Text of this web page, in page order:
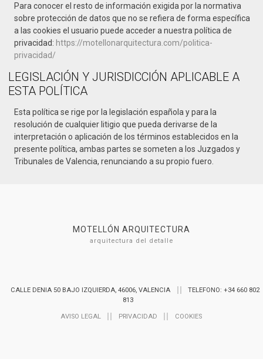
Para conocer el resto de información exigida por la normativa
sobre protección de datos que no se refiera de forma específica
a las cookies el usuario puede acceder a nuestra política de
privacidad: https://motellonarquitectura.com/politica-
privacidad/
LEGISLACIÓN Y JURISDICCIÓN APLICABLE A
ESTA POLÍTICA
Esta política se rige por la legislación española y para la
resolución de cualquier litigio que pueda derivarse de la
interpretación o aplicación de los términos establecidos en la
presente política, ambas partes se someten a los Juzgados y
Tribunales de Valencia, renunciando a su propio fuero.
MOTELLÓN ARQUITECTURA
arquitectura del detalle
AVISO LEGAL PRIVACIDAD COOKIES
CALLE DENIA 50 BAJO IZQUIERDA, 46006, VALENCIA
TELEFONO: +34 660 802
813